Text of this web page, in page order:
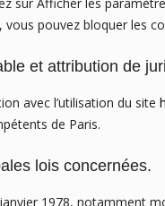
vous pouvez bloquer les
et attribution de
avec l’utilisation du site
de Paris.
lois concernées.
1978, notamment